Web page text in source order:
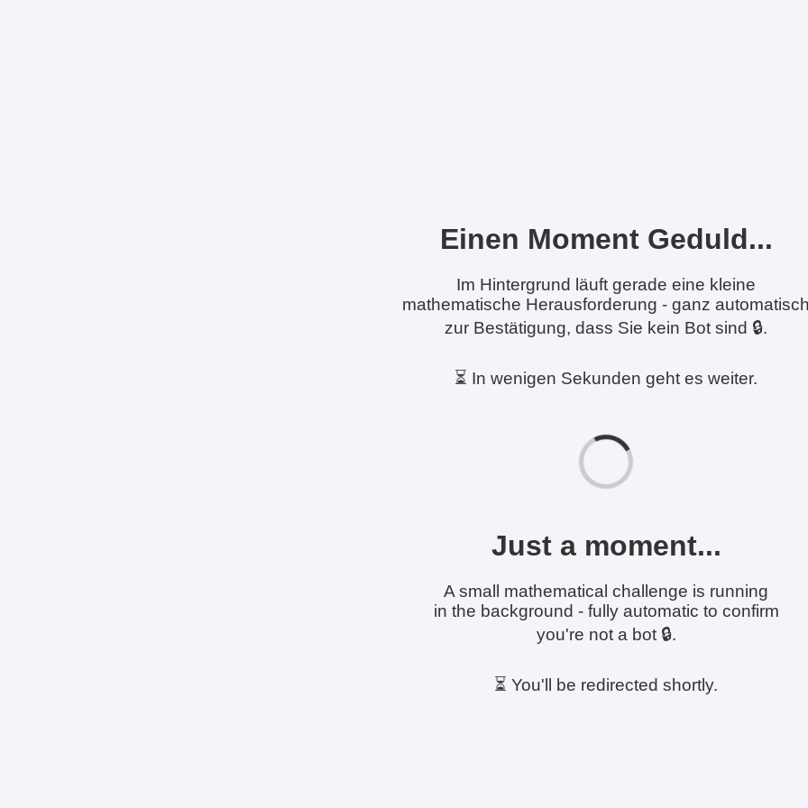
Einen Moment Geduld...
Im Hintergrund läuft gerade eine kleine
mathematische Herausforderung - ganz
zur Bestätigung, dass Sie kein Bot sind 🔒.
⏳ In wenigen Sekunden geht es weiter.
Just a moment...
A small mathematical challenge is running
in the background - fully automatic to confirm
you're not a bot 🔒.
⏳ You'll be redirected shortly.